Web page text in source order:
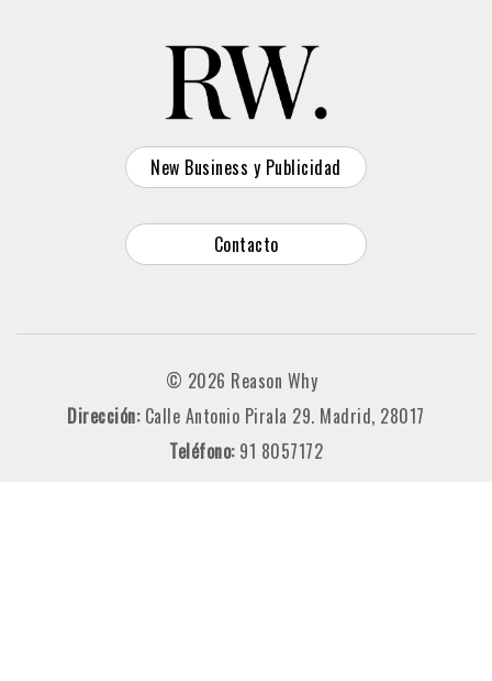
New Business y Publicidad
Contacto
© 2026 Reason Why
Dirección: Calle Antonio Pirala 29. Madrid, 28017
Teléfono: 91 8057172